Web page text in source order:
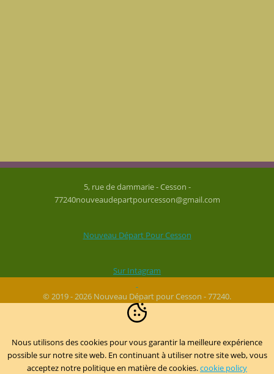
5, rue de dammarie - Cesson -
77240nouveaudepartpourcesson@gmail.com
Nouveau Départ Pour Cesson
Sur Intagram
© 2019 - 2026 Nouveau Départ pour Cesson - 77240.
Nous utilisons des cookies pour vous garantir la meilleure expérience
possible sur notre site web. En continuant à utiliser notre site web, vous
acceptez notre politique en matière de cookies.cookie policy